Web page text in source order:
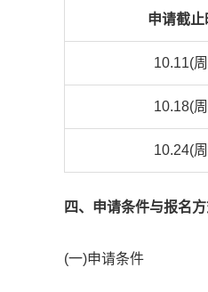
申请截止
10.11(
10.18(
10.24(
四、申请条件与报名
(一)申请条件